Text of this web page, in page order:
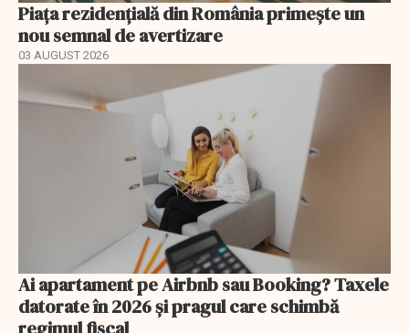
Piața rezidențială din România primește un
nou semnal de avertizare
03 AUGUST 2026
Ai apartament pe Airbnb sau Booking? Taxele
datorate în 2026 și pragul care schimbă